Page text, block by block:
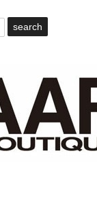
search